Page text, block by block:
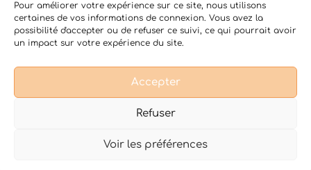
Pour améliorer votre expérience sur ce site, nous utilisons
certaines de vos informations de connexion. Vous avez la
possibilité d'accepter ou de refuser ce suivi, ce qui pourrait avoir
un impact sur votre expérience du site.
Accepter
Refuser
Voir les préférences
Thérapie psycho-corporelle
Yoga du Son
Conditions Générales de Vente